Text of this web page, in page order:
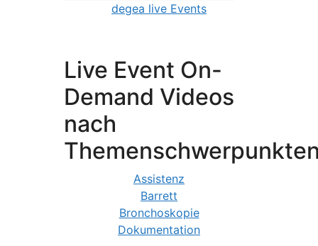
degea live Events
Live Event On-
Demand Videos
nach
Assistenz
Barrett
Bronchoskopie
Dokumentation